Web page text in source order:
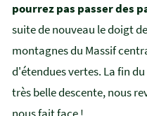
pourrez pas passer des
suite de nouveau le doigt
montagnes du Massif
d'étendues vertes. La fin
très belle descente, nous